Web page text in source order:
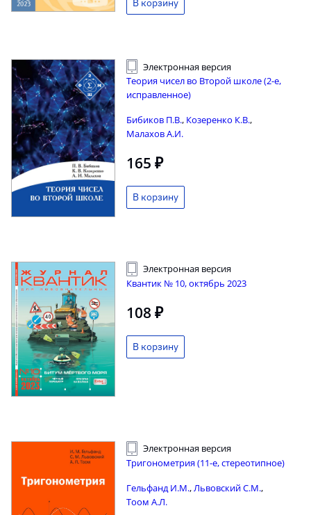
Электронная версия
Теория чисел во Второй школе (2-е,
исправленное)
Бибиков П.В., Козеренко К.В.,
Малахов А.И.
165 ₽
Электронная версия
Квантик № 10, октябрь 2023
108 ₽
Электронная версия
Тригонометрия (11-е, стереотипное)
Гельфанд И.М.,Львовский С.М.,
Тоом А.Л.